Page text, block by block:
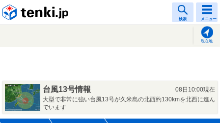
検索 メニュー
現在地
台風13号情報
08日10:00現在
大型で非常に強い台風13号が久米島の北西約130kmを北西に進ん
でいます